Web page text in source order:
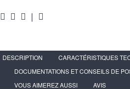
|
DESCRIPTION
CARACTÉRISTIQUES
DOCUMENTATIONS ET CONSEILS DE
VOUS AIMEREZ AUSSI
AVIS